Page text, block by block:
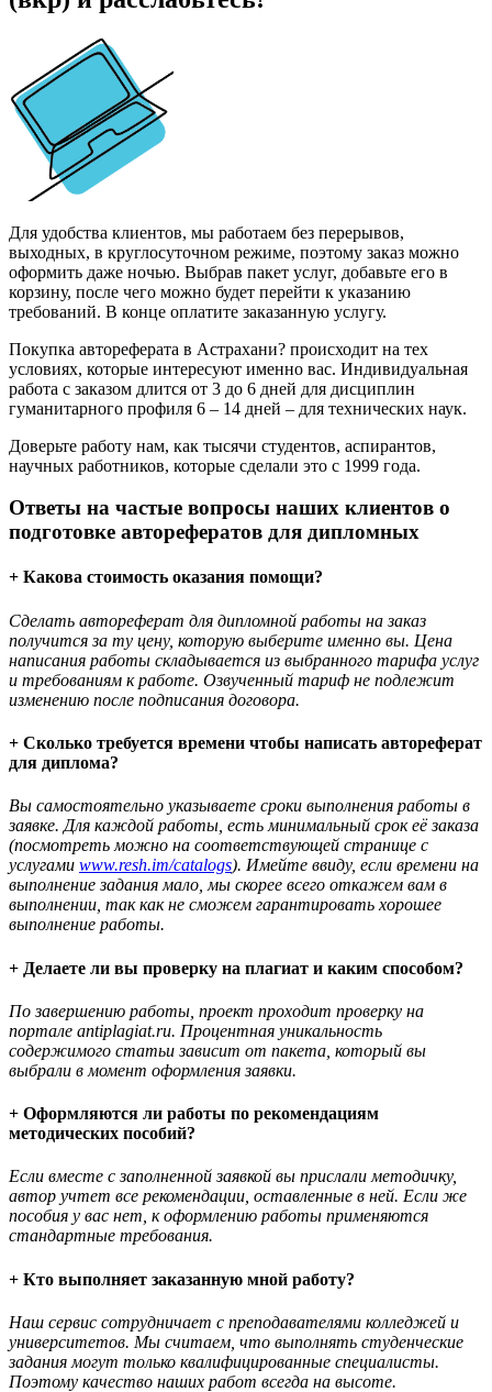
Для удобства клиентов, мы работаем без перерывов,
выходных, в круглосуточном режиме, поэтому заказ можно
оформить даже ночью. Выбрав пакет услуг, добавьте его в
корзину, после чего можно будет перейти к указанию
требований. В конце оплатите заказанную услугу.
Покупка автореферата в Астрахани? происходит на тех
условиях, которые интересуют именно вас. Индивидуальная
работа с заказом длится от 3 до 6 дней для дисциплин
гуманитарного профиля 6 – 14 дней – для технических наук.
Доверьте работу нам, как тысячи студентов, аспирантов,
научных работников, которые сделали это с 1999 года.
Ответы на частые вопросы наших клиентов о
подготовке авторефератов для дипломных
+ Какова стоимость оказания помощи?
Сделать автореферат для дипломной работы на заказ
получится за ту цену, которую выберите именно вы. Цена
написания работы складывается из выбранного тарифа услуг
и требованиям к работе. Озвученный тариф не подлежит
изменению после подписания договора.
+ Сколько требуется времени чтобы написать автореферат
для диплома?
Вы самостоятельно указываете сроки выполнения работы в
заявке. Для каждой работы, есть минимальный срок её заказа
(посмотреть можно на соответствующей странице с
услугами www.resh.im/catalogs). Имейте ввиду, если времени на
выполнение задания мало, мы скорее всего откажем вам в
выполнении, так как не сможем гарантировать хорошее
выполнение работы.
+ Делаете ли вы проверку на плагиат и каким способом?
По завершению работы, проект проходит проверку на
портале antiplagiat.ru. Процентная уникальность
содержимого статьи зависит от пакета, который вы
выбрали в момент оформления заявки.
+ Оформляются ли работы по рекомендациям
методических пособий?
Если вместе с заполненной заявкой вы прислали методичку,
автор учтет все рекомендации, оставленные в ней. Если же
пособия у вас нет, к оформлению работы применяются
стандартные требования.
+ Кто выполняет заказанную мной работу?
Наш сервис сотрудничает с преподавателями колледжей и
университетов. Мы считаем, что выполнять студенческие
задания могут только квалифицированные специалисты.
Поэтому качество наших работ всегда на высоте.